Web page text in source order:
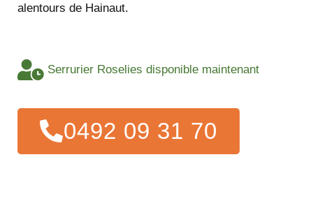
alentours de Hainaut.
Serrurier Roselies disponible maintenant
0492 09 31 70